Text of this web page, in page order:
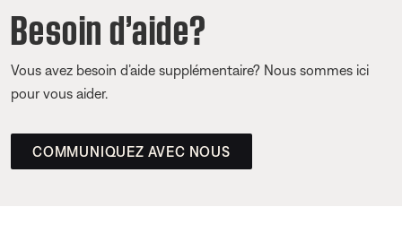
Besoin d’aide?
Vous avez besoin d’aide supplémentaire? Nous sommes ici
pour vous aider.
COMMUNIQUEZ AVEC NOUS